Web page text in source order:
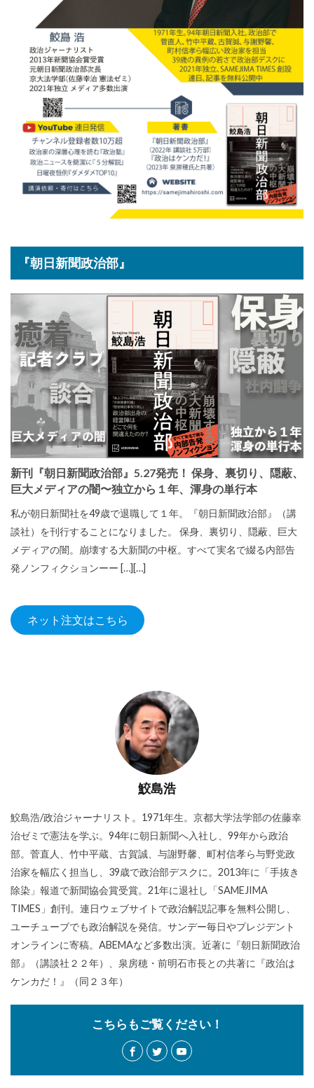
『朝日新聞政治部』
新刊『朝日新聞政治部』5.27発売！ 保身、裏切り、隠蔽、
巨大メディアの闇〜独立から１年、渾身の単行本
私が朝日新聞社を49歳で退職して１年。『朝日新聞政治部』（講
談社）を刊行することになりました。 保身、裏切り、隠蔽、巨大
メディアの闇。崩壊する大新聞の中枢。すべて実名で綴る内部告
発ノンフィクションーー […][…]
ネット注文はこちら
鮫島浩
鮫島浩/政治ジャーナリスト。1971年生。京都大学法学部の佐藤幸
治ゼミで憲法を学ぶ。94年に朝日新聞へ入社し、99年から政治
部。菅直人、竹中平蔵、古賀誠、与謝野馨、町村信孝ら与野党政
治家を幅広く担当し、39歳で政治部デスクに。2013年に「手抜き
除染」報道で新聞協会賞受賞。21年に退社し「SAMEJIMA
TIMES」創刊。連日ウェブサイトで政治解説記事を無料公開し、
ユーチューブでも政治解説を発信。サンデー毎日やプレジデント
オンラインに寄稿。ABEMAなど多数出演。近著に『朝日新聞政治
部』（講談社２２年）、泉房穂・前明石市長との共著に『政治は
ケンカだ！』（同２３年）
こちらもご覧ください！